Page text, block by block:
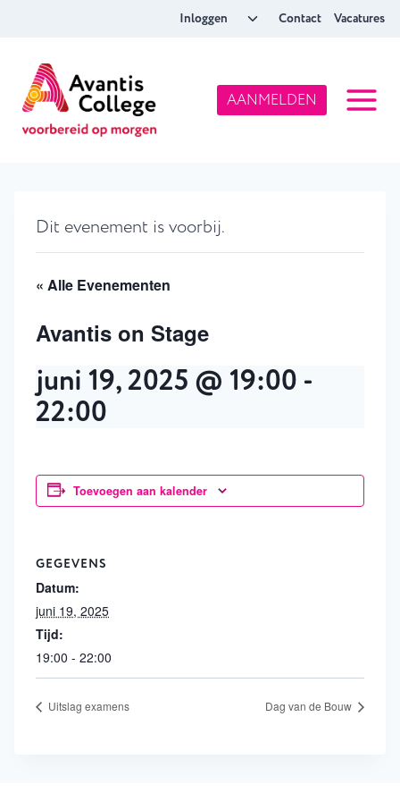
inhoud
Inloggen
ToggleContact Vacatures
AANMELDEN
Dit evenement is voorbij.
« Alle Evenementen
Avantis on Stage
juni 19, 2025 @ 19:00 -
22:00
Toevoegen aan kalender
GEGEVENS
Datum:
juni 19, 2025
Tijd:
19:00 - 22:00
Uitslag examens Dag van de Bouw